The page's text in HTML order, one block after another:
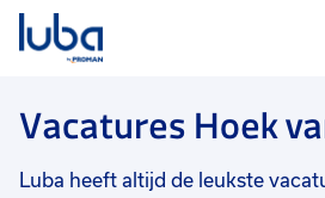
Vacatures
Over ons
Vacatures Hoek
Luba heeft altijd de leukste
Filter vacatures
Vakgebied 0
Magazijn/logistiek
5